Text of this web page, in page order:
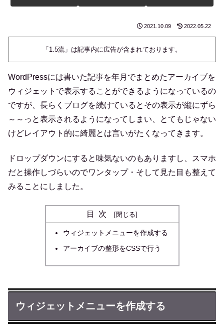
2021.10.09 2022.05.22
「1.5流」は記事内に広告が含まれております。
WordPressには書いた記事を年月でまとめたアーカイブを
ウィジェットで表示することができるようになっているの
ですが、長らくブログを続けているとその表示が縦にずら
～～っと表示されるようになってしまい、とてもじゃない
けどレイアウト的に綺麗とは言いがたくなってきます。
ドロップダウンにすると味気ないのもありますし、スマホ
だと操作しづらいのでワンタップ・そして見た目も整えて
みることにしました。
目次
ウィジェットメニューを作成する
アーカイブの整形をCSSで行う
ウィジェットメニューを作成する